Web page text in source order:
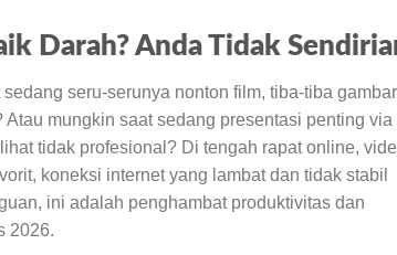
Darah? Anda Tidak
seru-serunya nonton film, tiba-tiba gambar
mungkin saat sedang presentasi penting via
tidak profesional? Di tengah rapat online,
koneksi internet yang lambat dan tidak stabil
ini adalah penghambat produktivitas dan
2026.